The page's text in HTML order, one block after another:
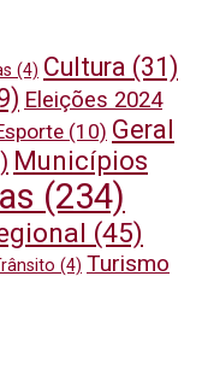
(4) Cultura (31)
Eleições 2024
(10) Geral
Municípios
(234)
(45)
(4) Turismo